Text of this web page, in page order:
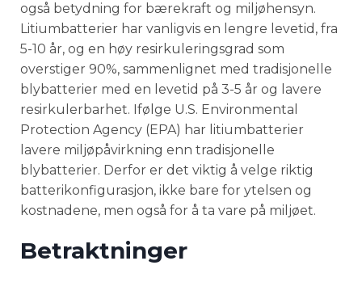
også betydning for bærekraft og miljøhensyn.
Litiumbatterier har vanligvis en lengre levetid, fra
5-10 år, og en høy resirkuleringsgrad som
overstiger 90%, sammenlignet med tradisjonelle
blybatterier med en levetid på 3-5 år og lavere
resirkulerbarhet. Ifølge U.S. Environmental
Protection Agency (EPA) har litiumbatterier
lavere miljøpåvirkning enn tradisjonelle
blybatterier. Derfor er det viktig å velge riktig
batterikonfigurasjon, ikke bare for ytelsen og
kostnadene, men også for å ta vare på miljøet.
Betraktninger